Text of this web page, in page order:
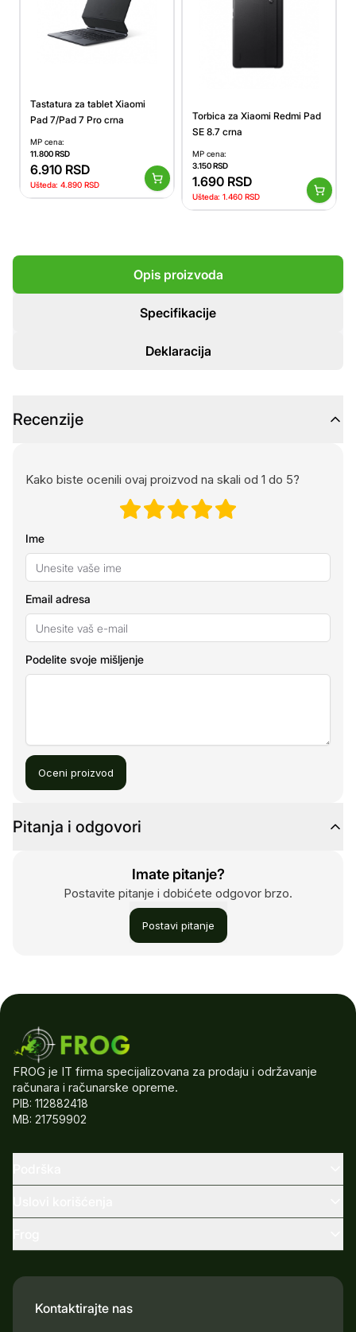
Tastatura za tablet Xiaomi
Pad 7/Pad 7 Pro crna
MP cena:
11.800RSD
6.910 RSD
Ušteda: 4.890 RSD
Torbica za Xiaomi Redmi Pad
SE 8.7 crna
MP cena:
3.150RSD
1.690 RSD
Ušteda: 1.460 RSD
Opis proizvoda
Specifikacije
Deklaracija
Recenzije
Kako biste ocenili ovaj proizvod na skali od 1 do 5?
Ime
Email adresa
Podelite svoje mišljenje
Oceni proizvod
Pitanja i odgovori
Imate pitanje?
Postavite pitanje i dobićete odgovor brzo.
Postavi pitanje
FROG je IT firma specijalizovana za prodaju i održavanje
računara i računarske opreme.
PIB: 112882418
MB: 21759902
Kontaktirajte nas